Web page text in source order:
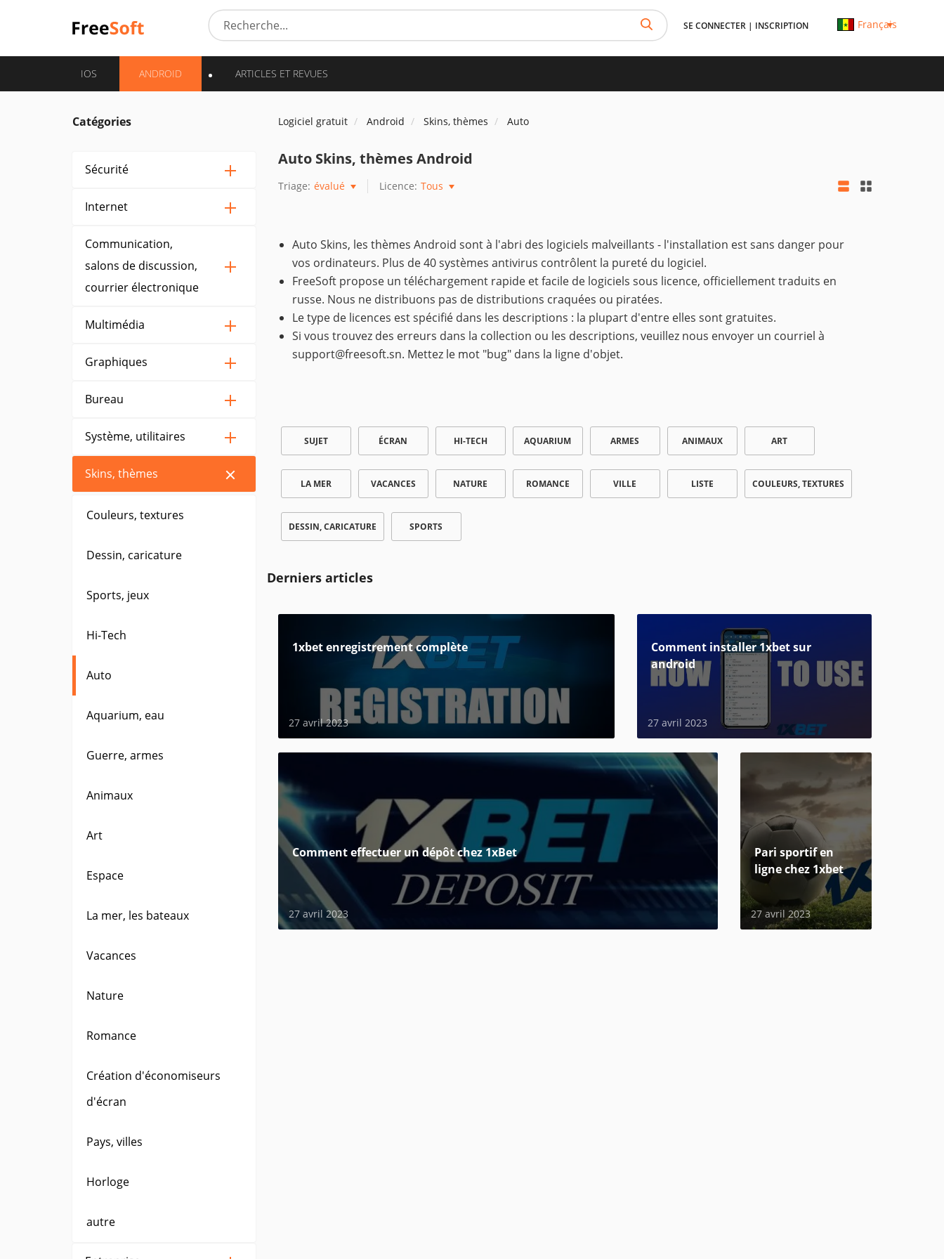
SE CONNECTER | INSCRIPTION Français
IOS ANDROID ARTICLES ET REVUES
Catégories
Sécurité
Internet
Communication,
salons de discussion,
courrier électronique
Multimédia
Graphiques
Bureau
Système, utilitaires
Skins, thèmes
Couleurs, textures
Dessin, caricature
Sports, jeux
Hi-Tech
Auto
Aquarium, eau
Guerre, armes
Animaux
Art
Espace
La mer, les bateaux
Vacances
Nature
Romance
Création d'économiseurs
d'écran
Pays, villes
Horloge
autre
Logiciel gratuit Android Skins, thèmes Auto
Auto Skins, thèmes Android
Triage: évalué Licence: Tous
Auto Skins, les thèmes Android sont à l'abri des logiciels malveillants - l'installation est sans danger pour
vos ordinateurs. Plus de 40 systèmes antivirus contrôlent la pureté du logiciel.
FreeSoft propose un téléchargement rapide et facile de logiciels sous licence, officiellement traduits en
russe. Nous ne distribuons pas de distributions craquées ou piratées.
Le type de licences est spécifié dans les descriptions : la plupart d'entre elles sont gratuites.
Si vous trouvez des erreurs dans la collection ou les descriptions, veuillez nous envoyer un courriel à
support@freesoft.sn. Mettez le mot "bug" dans la ligne d'objet.
SUJET ÉCRAN HI-TECH AQUARIUM ARMES ANIMAUX ART
LA MER VACANCES NATURE ROMANCE VILLE LISTE COULEURS, TEXTURES
DESSIN, CARICATURE SPORTS
Derniers articles
1xbet enregistrement complète
27 avril 2023
Сomment installer 1xbet sur
android
27 avril 2023
Comment effectuer un dépôt chez 1xBet
27 avril 2023
Pari sportif en
ligne chez 1xbet
27 avril 2023